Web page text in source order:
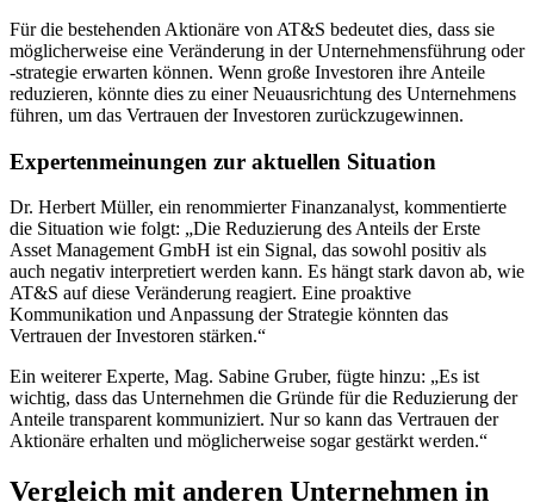
Für die bestehenden Aktionäre von AT&S bedeutet dies, dass sie
möglicherweise eine Veränderung in der Unternehmensführung oder
-strategie erwarten können. Wenn große Investoren ihre Anteile
reduzieren, könnte dies zu einer Neuausrichtung des Unternehmens
führen, um das Vertrauen der Investoren zurückzugewinnen.
Expertenmeinungen zur aktuellen Situation
Dr. Herbert Müller, ein renommierter Finanzanalyst, kommentierte
die Situation wie folgt: „Die Reduzierung des Anteils der Erste
Asset Management GmbH ist ein Signal, das sowohl positiv als
auch negativ interpretiert werden kann. Es hängt stark davon ab, wie
AT&S auf diese Veränderung reagiert. Eine proaktive
Kommunikation und Anpassung der Strategie könnten das
Vertrauen der Investoren stärken.“
Ein weiterer Experte, Mag. Sabine Gruber, fügte hinzu: „Es ist
wichtig, dass das Unternehmen die Gründe für die Reduzierung der
Anteile transparent kommuniziert. Nur so kann das Vertrauen der
Aktionäre erhalten und möglicherweise sogar gestärkt werden.“
Vergleich mit anderen Unternehmen in